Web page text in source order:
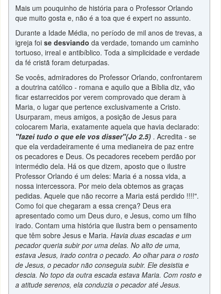
Mais um pouquinho de história para o Professor Orlando
que muito gosta e, não é a toa que é expert no assunto.
Durante a Idade Média, no período de mil anos de trevas, a
igreja foise desviando da verdade, tomando um caminho
tortuoso, irreal e antibíblico. Toda a simplicidade e verdade
da fé cristã foram deturpadas.
Se vocês, admiradores do Professor Orlando, confrontarem
a doutrina católico - romana e aquilo que a Bíblia diz, vão
ficar estarrecidos por verem comprovado que deram à
Maria, o lugar que pertence exclusivamente a Cristo.
Usurparam, meus amigos, a posição de Jesus para
colocarem Maria, exatamente aquela que havia declarado:
"fazei tudo o que ele vos disser"(Jo 2.5) . Acredita - se
que ela verdadeiramente é uma medianeira de paz entre
os pecadores e Deus. Os pecadores recebem perdão por
intermédio dela. Há os que dizem, aposto que o ilustre
Professor Orlando é um deles: Maria é a nossa vida, a
nossa intercessora. Por meio dela obtemos as graças
pedidas. Aquele que não recorre a Maria está perdido !!!!".
Como foi que chegaram a essa crença? Deus era
apresentado como um Deus duro, e Jesus, como um filho
irado. Contam uma história que ilustra bem o pensamento
que têm sobre Jesus e Maria.Havia duas escadas e um
pecador queria subir por uma delas. No alto de uma,
estava Jesus, irado contra o pecado. Ao olhar para o rosto
de Jesus, o pecador não conseguia subir. Ele desistia e
descia. No topo da outra escada estava Maria. Com rosto e
a atitude serenos, ela conduzia o pecador até Jesus.